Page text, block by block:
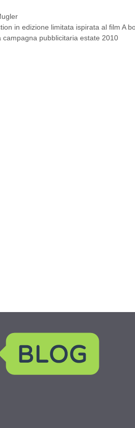
in edizione limitata ispirata al film A
campagna pubblicitaria estate 2010